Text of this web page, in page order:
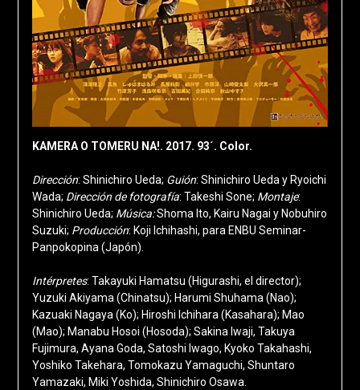
KAMERA O TOMERU NA!. 2017. 93´. Color.
Dirección: Shinichiro Ueda; Guión: Shinichiro Ueda y Ryoichi
Wada; Dirección de fotografía: Takeshi Sone; Montaje:
Shinichiro Ueda; Música:Shoma Ito, Kairu Nagai y Nobuhiro
Suzuki; Producción: Koji Ichihashi, para ENBU Seminar-
Panpokopina (Japón).
Intérpretes: Takayuki Hamatsu (Higurashi, el director);
Yuzuki Akiyama (Chinatsu); Harumi Shuhama (Nao);
Kazuaki Nagaya (Ko); Hiroshi Ichihara (Kasahara); Mao
(Mao); Manabu Hosoi (Hosoda); Sakina Iwaji, Takuya
Fujimura, Ayana Goda, Satoshi Iwago, Kyoko Takahashi,
Yoshiko Takehara, Tomokazu Yamaguchi, Shuntaro
Yamazaki, Miki Yoshida, Shinichiro Osawa.